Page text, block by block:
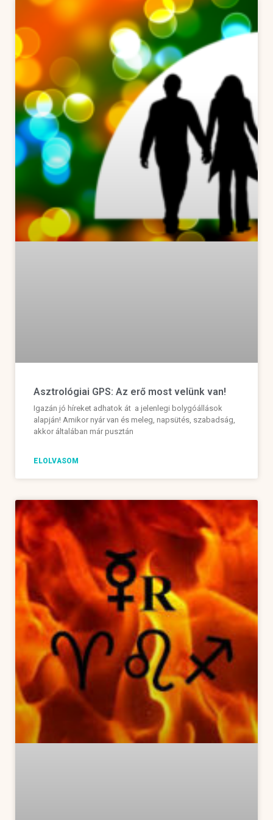
Asztrológiai GPS: Az erő most velünk van!
Igazán jó híreket adhatok át a jelenlegi bolygóállások
alapján! Amikor nyár van és meleg, napsütés, szabadság,
akkor általában már pusztán
ELOLVASOM